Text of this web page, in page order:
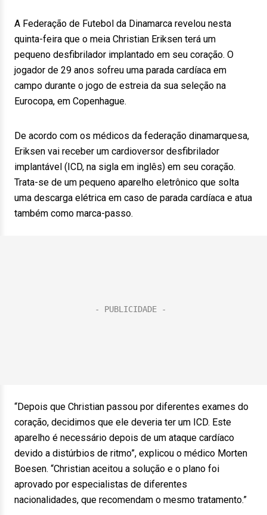
A Federação de Futebol da Dinamarca revelou nesta
quinta-feira que o meia Christian Eriksen terá um
pequeno desfibrilador implantado em seu coração. O
jogador de 29 anos sofreu uma parada cardíaca em
campo durante o jogo de estreia da sua seleção na
Eurocopa, em Copenhague.
De acordo com os médicos da federação dinamarquesa,
Eriksen vai receber um cardioversor desfibrilador
implantável (ICD, na sigla em inglês) em seu coração.
Trata-se de um pequeno aparelho eletrônico que solta
uma descarga elétrica em caso de parada cardíaca e atua
também como marca-passo.
“Depois que Christian passou por diferentes exames do
coração, decidimos que ele deveria ter um ICD. Este
aparelho é necessário depois de um ataque cardíaco
devido a distúrbios de ritmo”, explicou o médico Morten
Boesen. “Christian aceitou a solução e o plano foi
aprovado por especialistas de diferentes
nacionalidades, que recomendam o mesmo tratamento.”